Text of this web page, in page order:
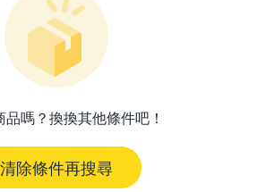
嗎？換換其他條件吧！
清除條件再搜尋